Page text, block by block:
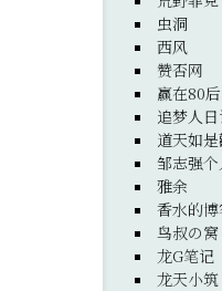
虫洞
西风
赞否网
赢在80后
追梦人
道天如
邹志强
雅余
香水的
鸟叔の窝
龙G笔记
龙天小筑